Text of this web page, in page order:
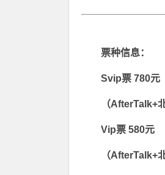
票种信息：
Svip票 780元
（AfterTalk+
Vip票 580元
（AfterTalk+